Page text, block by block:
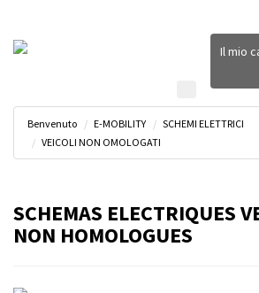
Benvenuto E-MOBILITY
SCHEMI ELETTRICI
VEICOLI NON OMOLOGATI
SCHEMAS ELECTRIQUES
NON HOMOLOGUES